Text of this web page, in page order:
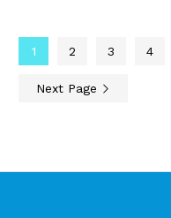
1 2 3 4
Next Page